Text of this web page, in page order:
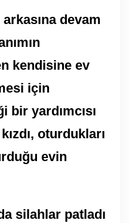
devam
kendisine ev
için
bir yardımcısı
oturdukları
evin
silahlar patladı